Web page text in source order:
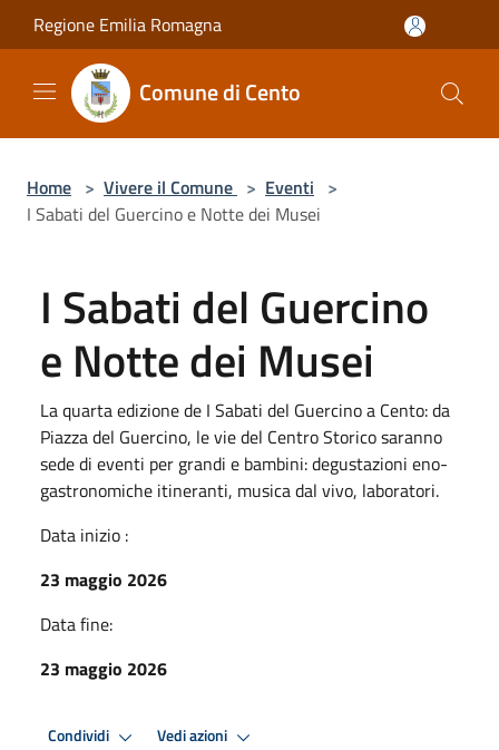
Salta al contenuto principale
Regione Emilia Romagna
Comune di Cento
Home > Vivere il Comune > Eventi >
I Sabati del Guercino e Notte dei Musei
I Sabati del Guercino
e Notte dei Musei
La quarta edizione de I Sabati del Guercino a Cento: da
Piazza del Guercino, le vie del Centro Storico saranno
sede di eventi per grandi e bambini: degustazioni eno-
gastronomiche itineranti, musica dal vivo, laboratori.
Data inizio :
23 maggio 2026
Data fine:
23 maggio 2026
Condividi Vedi azioni